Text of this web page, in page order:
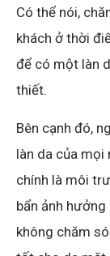
Có thể nói,
khách ở thời
để có một làn
thiết.
Bên cạnh đó,
làn da của mọi
chính là môi
bẩn ảnh
không chăm